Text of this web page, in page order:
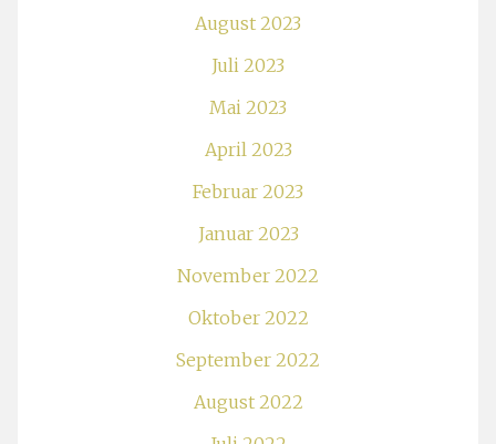
August 2023
Juli 2023
Mai 2023
April 2023
Februar 2023
Januar 2023
November 2022
Oktober 2022
September 2022
August 2022